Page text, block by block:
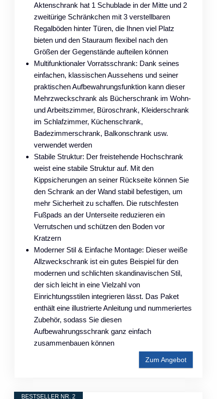
Aktenschrank hat 1 Schublade in der Mitte und 2
zweitürige Schränkchen mit 3 verstellbaren
Regalböden hinter Türen, die Ihnen viel Platz
bieten und den Stauraum flexibel nach den
Größen der Gegenstände aufteilen können
Multifunktionaler Vorratsschrank: Dank seines
einfachen, klassischen Aussehens und seiner
praktischen Aufbewahrungsfunktion kann dieser
Mehrzweckschrank als Bücherschrank im Wohn-
und Arbeitszimmer, Büroschrank, Kleiderschrank
im Schlafzimmer, Küchenschrank,
Badezimmerschrank, Balkonschrank usw.
verwendet werden
Stabile Struktur: Der freistehende Hochschrank
weist eine stabile Struktur auf. Mit den
Kippsicherungen an seiner Rückseite können Sie
den Schrank an der Wand stabil befestigen, um
mehr Sicherheit zu schaffen. Die rutschfesten
Fußpads an der Unterseite reduzieren ein
Verrutschen und schützen den Boden vor
Kratzern
Moderner Stil & Einfache Montage: Dieser weiße
Allzweckschrank ist ein gutes Beispiel für den
modernen und schlichten skandinavischen Stil,
der sich leicht in eine Vielzahl von
Einrichtungsstilen integrieren lässt. Das Paket
enthält eine illustrierte Anleitung und nummeriertes
Zubehör, sodass Sie diesen
Aufbewahrungsschrank ganz einfach
zusammenbauen können
Zum Angebot
BESTSELLER NR. 2